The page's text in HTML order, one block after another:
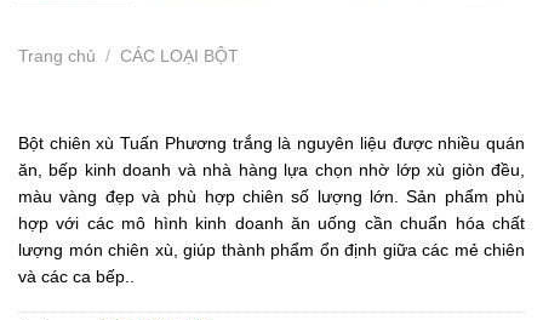
Trang chủ / CÁC LOẠI BỘT
Bột chiên xù Tuấn Phương trắng là nguyên liệu được nhiều quán
ăn, bếp kinh doanh và nhà hàng lựa chọn nhờ lớp xù giòn đều,
màu vàng đẹp và phù hợp chiên số lượng lớn. Sản phẩm phù
hợp với các mô hình kinh doanh ăn uống cần chuẩn hóa chất
lượng món chiên xù, giúp thành phẩm ổn định giữa các mẻ chiên
và các ca bếp..